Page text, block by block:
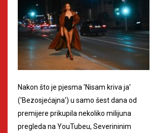
Nakon što je pjesma 'Nisam kriva ja'
('Bezosjećajna') u samo šest dana od
premijere prikupila nekoliko milijuna
pregleda na YouTubeu, Severininim